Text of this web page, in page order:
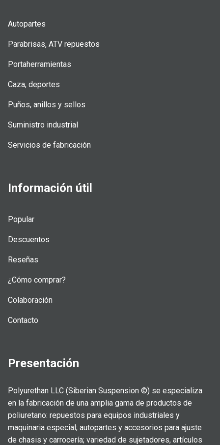
Autopartes
Parabrisas, ATV repuestos
Portaherramientas
Caza, deportes
Puños, anillos y sellos
Suministro industrial
Servicios de fabricación
Información útil
Popular
Descuentos
Reseñas
¿Cómo comprar?
Colaboración
Contacto
Presentación
Polyurethan LLC (Siberian Suspension ©) se especializa
en la fabricación de una amplia gama de productos de
poliuretano: repuestos para equipos industriales y
maquinaria especial; autopartes y accesorios para ajuste
de chasis y carrocería; variedad de sujetadores, artículos